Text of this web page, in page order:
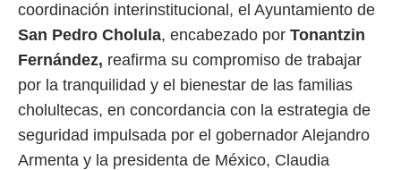
coordinación interinstitucional, el Ayuntamiento de
San Pedro Cholula, encabezado por Tonantzin
Fernández, reafirma su compromiso de trabajar
por la tranquilidad y el bienestar de las familias
cholultecas, en concordancia con la estrategia de
seguridad impulsada por el gobernador Alejandro
Armenta y la presidenta de México, Claudia